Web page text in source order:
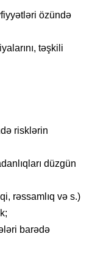
özündə
təşkili
risklərin
düzgün
rəssamlıq və s.)
barədə